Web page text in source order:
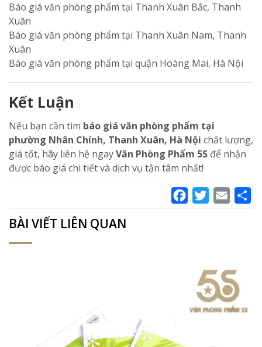
Báo giá văn phòng phẩm tại Thanh Xuân Bắc, Thanh
Xuân
Báo giá văn phòng phẩm tại Thanh Xuân Nam, Thanh
Xuân
Báo giá văn phòng phẩm tại quận Hoàng Mai, Hà Nội
Kết Luận
Nếu bạn cần tìm báo giá văn phòng phẩm tại
phường Nhân Chính, Thanh Xuân, Hà Nội chất lượng,
giá tốt, hãy liên hệ ngayVăn Phòng Phẩm 5S để nhận
được báo giá chi tiết và dịch vụ tận tâm nhất!
FacebookTwitterEmail
BÀI VIẾT LIÊN QUAN